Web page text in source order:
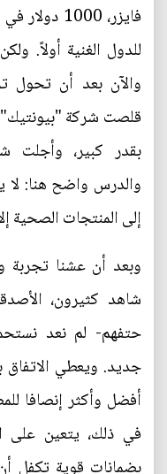
فايزر،
للدول الغنية أولاً.
والآن بعد أن تحول
قلصت شركة "بيونتيك"
بقدر كبير، وأجلت
والدرس واضح هنا:
إلى المنتجات
وبعد أن عشنا تجربة
شاهد كثيرون،
حتفهم- لم نعد
جديد. ويعطي الاتفاق
أفضل وأكثر إنصافا
في ذلك، يتعين على